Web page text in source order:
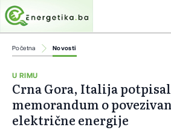
Početna Novosti
U RIMU
Crna Gora, Italija
memorandum o
električne energije